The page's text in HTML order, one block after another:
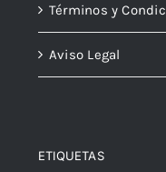
Términos y
Aviso Legal
ETIQUETAS